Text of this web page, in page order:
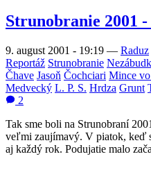
Strunobranie 2001
9. august 2001 - 19:19 — Raduz
Reportáž Strunobranie
Čhave Jasoň Čochciari Mince
Medvecký L. P. S. Hrdza Grunt
2
Tak sme boli na Strunobraní
veľmi zaujímavý. V piatok, keď
aj každý rok. Podujatie malo